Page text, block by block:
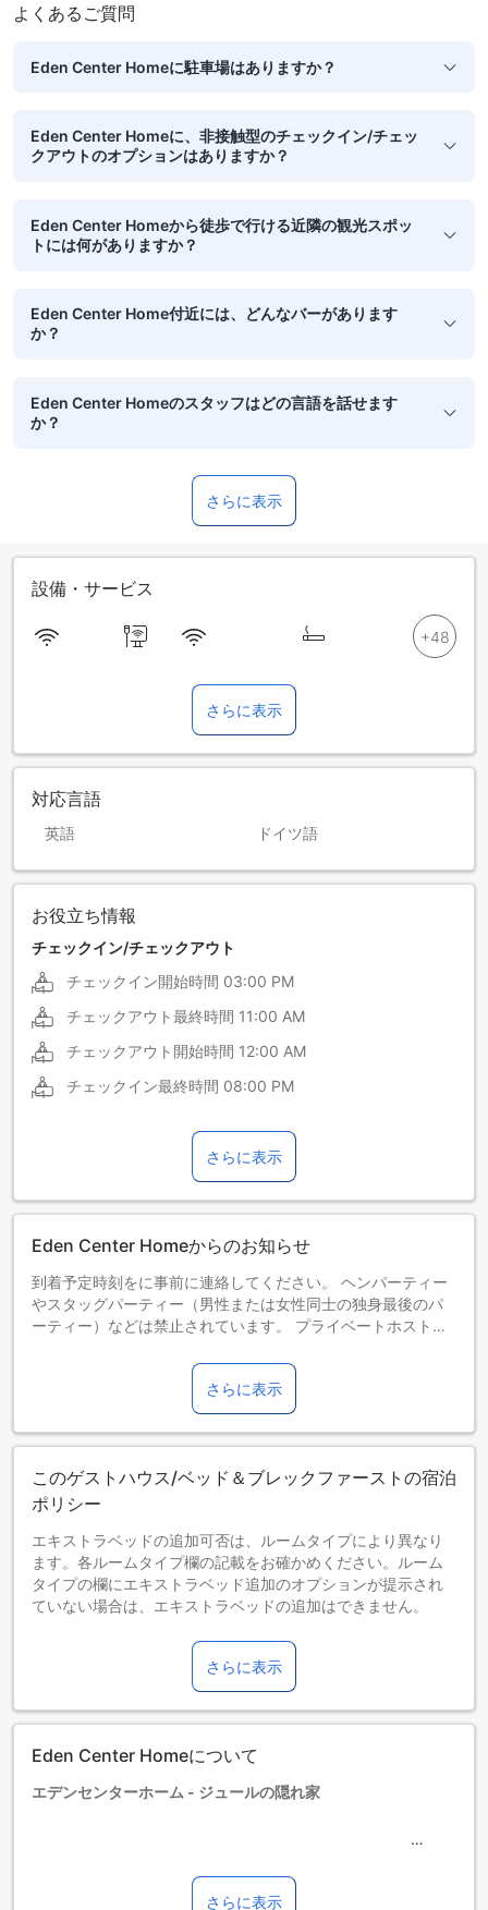
よくあるご質問
Eden Center Homeに駐車場はありますか？
Eden Center Homeに、非接触型のチェックイン/チェッ
クアウトのオプションはありますか？
Eden Center Homeから徒歩で行ける近隣の観光スポッ
トには何がありますか？
Eden Center Home付近には、どんなバーがあります
か？
Eden Center Homeのスタッフはどの言語を話せます
か？
さらに表示
設備・サービス
さらに表示
対応言語
英語 ドイツ語
お役立ち情報
チェックイン/チェックアウト
チェックイン開始時間 03:00 PM
チェックアウト最終時間 11:00 AM
チェックアウト開始時間 12:00 AM
チェックイン最終時間 08:00 PM
さらに表示
Eden Center Homeからのお知らせ
到着予定時刻をに事前に連絡してください。 ヘンパーティー
やスタッグパーティー（男性または女性同士の独身最後のパ
ーティー）などは禁止されています。 プライベートホストに
さらに表示
このゲストハウス/ベッド＆ブレックファーストの宿泊
ポリシー
エキストラベッドの追加可否は、ルームタイプにより異なり
ます。各ルームタイプ欄の記載をお確かめください。ルーム
タイプの欄にエキストラベッド追加のオプションが提示され
ていない場合は、エキストラベッドの追加はできません。
追加料金が適用されることがありますのでご了承ください。
さらに表示
Eden Center Homeについて
エデンセンターホーム - ジュールの隠れ家
置する魅力的な宿泊施設です。このホテルは、静かな環境の
中でリラックスしたひとときを提供し、観光やビジネスで訪
さらに表示